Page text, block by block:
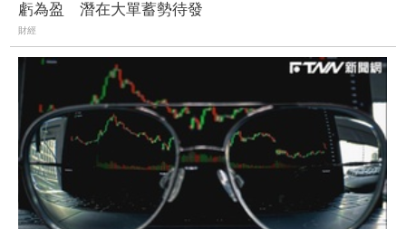
虧為盈 潛在大單蓄勢待發
財經